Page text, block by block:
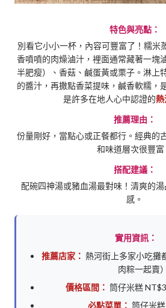
特色與亮點：
別看它小小一杯，內容可豐富了！糯米
香噴噴的肉燥滷汁，裡面通常藏著一塊
半肥瘦）、香菇、鹹蛋黃或栗子。淋上
的醬汁，再撒點香菜提味，鹹香軟糯，
是許多在地人心中認證的熱
推薦理由：
份量剛好，當點心或正餐都行。經典的
和味道層次很豐富
搭配建議：
配碗四神湯或豬血湯最對味！清爽的
感。
實用資訊：
推薦店家： 熱河街上多家小吃攤
肉粽一起賣）
價格區間： 筒仔米糕
必點菜單： 筒仔米